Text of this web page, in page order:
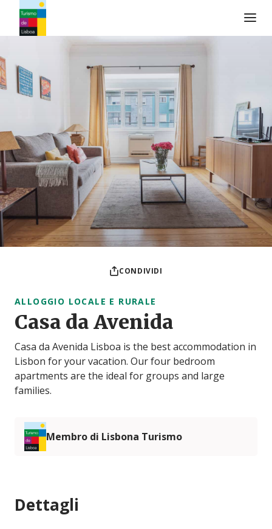
Logo di Turismo de Lisboa
CONDIVIDI
ALLOGGIO LOCALE E RURALE
Casa da Avenida
Casa da Avenida Lisboa is the best accommodation in
Lisbon for your vacation. Our four bedroom
apartments are the ideal for groups and large
families.
Membro di Lisbona Turismo
Dettagli